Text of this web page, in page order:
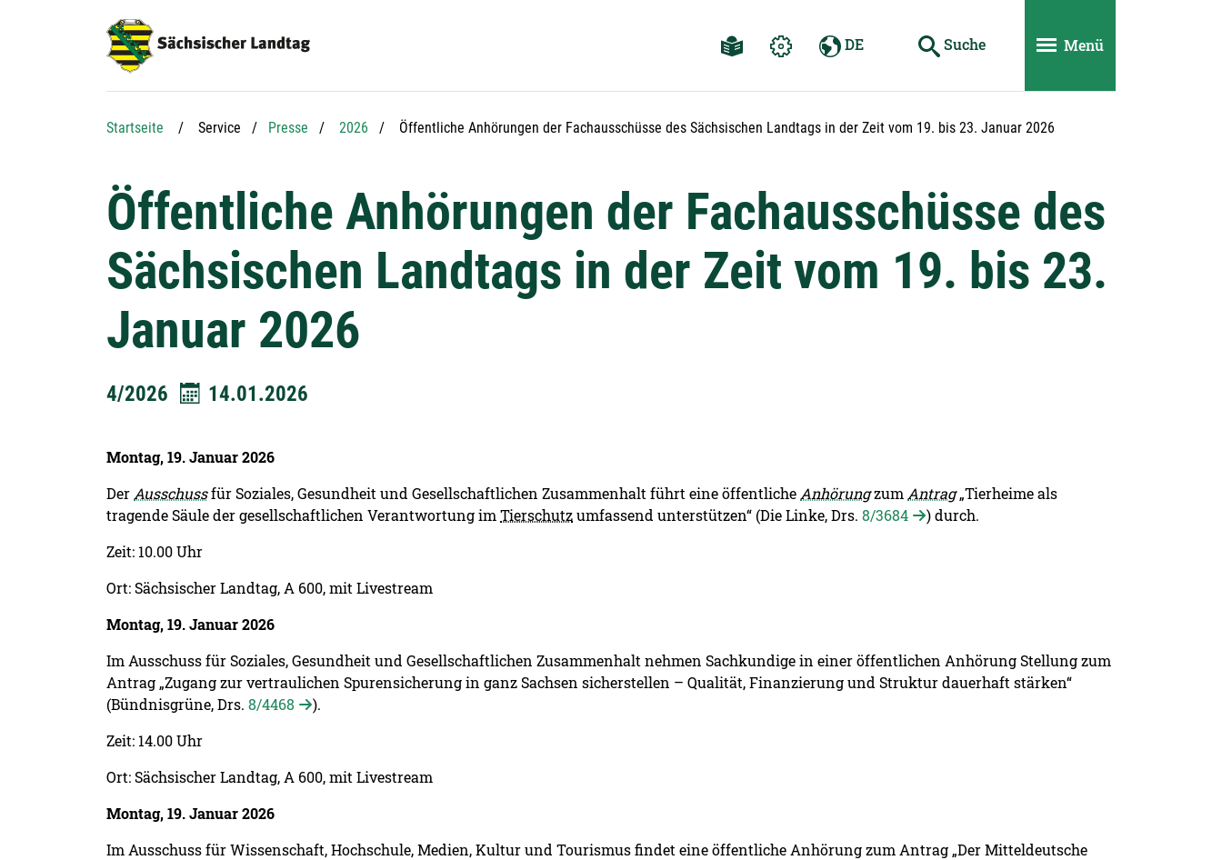
DE Suche Menü
Startseite Service Presse 2026 Aktuelle Seite:
Öffentliche Anhörungen der Fachausschüsse des Sächsischen Landtags in der Zeit vom 19. bis 23. Januar 2026
Öffentliche Anhörungen der Fachausschüsse des
Sächsischen Landtags in der Zeit vom 19. bis 23.
Januar 2026
4/2026 14.01.2026
Montag, 19. Januar 2026
Der Ausschussfür Soziales, Gesundheit und Gesellschaftlichen Zusammenhalt führt eine öffentliche Anhörungzum Antrag„Tierheime als
tragende Säule der gesellschaftlichen Verantwortung imTierschutzumfassend unterstützen“ (Die Linke, Drs. 8/3684
) durch.
Zeit: 10.00 Uhr
Ort: Sächsischer Landtag, A 600, mit Livestream
Montag, 19. Januar 2026
Im Ausschuss für Soziales, Gesundheit und Gesellschaftlichen Zusammenhalt nehmen Sachkundige in einer öffentlichen Anhörung Stellung zum
Antrag „Zugang zur vertraulichen Spurensicherung in ganz Sachsen sicherstellen – Qualität, Finanzierung und Struktur dauerhaft stärken“
(Bündnisgrüne, Drs. 8/4468
).
Zeit: 14.00 Uhr
Ort: Sächsischer Landtag, A 600, mit Livestream
Montag, 19. Januar 2026
Im Ausschuss für Wissenschaft, Hochschule, Medien, Kultur und Tourismus findet eine öffentliche Anhörung zum Antrag „Der Mitteldeutsche